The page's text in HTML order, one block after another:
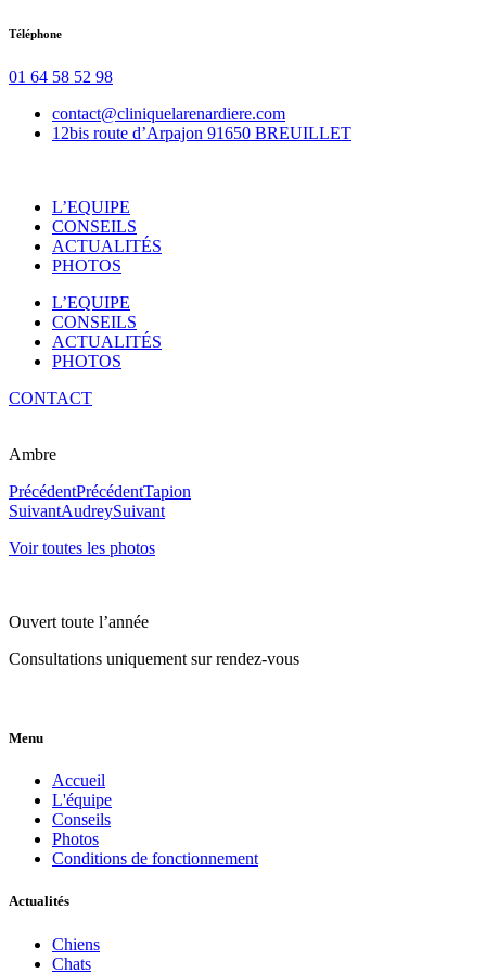
Aller
contenu
Téléphone
01 64 58 52 98
contact@cliniquelarenardiere.com
12bis route d’Arpajon 91650 BREUILLET
L’EQUIPE
CONSEILS
ACTUALITÉS
PHOTOS
L’EQUIPE
CONSEILS
ACTUALITÉS
PHOTOS
CONTACT
Ambre
PrécédentPrécédentTapion
SuivantAudreySuivant
Voir toutes les photos
Ouvert toute l’année
Consultations uniquement sur rendez-vous
Menu
Accueil
L'équipe
Conseils
Photos
Conditions de fonctionnement
Actualités
Chiens
Chats